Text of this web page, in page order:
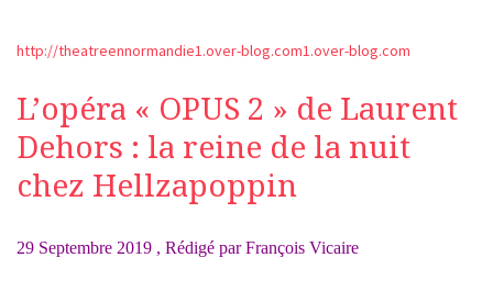
http://theatreennormandie1.over-blog.com1.over-blog.com
L’opéra « OPUS 2 » de Laurent
Dehors : la reine de la nuit
chez Hellzapoppin
29 Septembre 2019 , Rédigé par François Vicaire